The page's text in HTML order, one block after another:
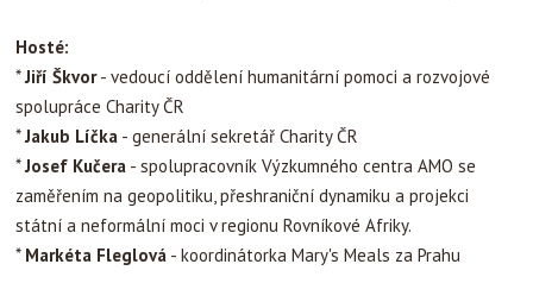
Hosté:
*Jiří Škvor- vedoucí oddělení humanitární pomoci a rozvojové
spolupráce Charity ČR
*Jakub Líčka - generální sekretář Charity ČR
*Josef Kučera - spolupracovník Výzkumného centra AMO se
zaměřením na geopolitiku, přeshraniční dynamiku a projekci
státní a neformální moci v regionu Rovníkové Afriky.
* Markéta Fleglová - koordinátorka Mary's Meals za Prahu